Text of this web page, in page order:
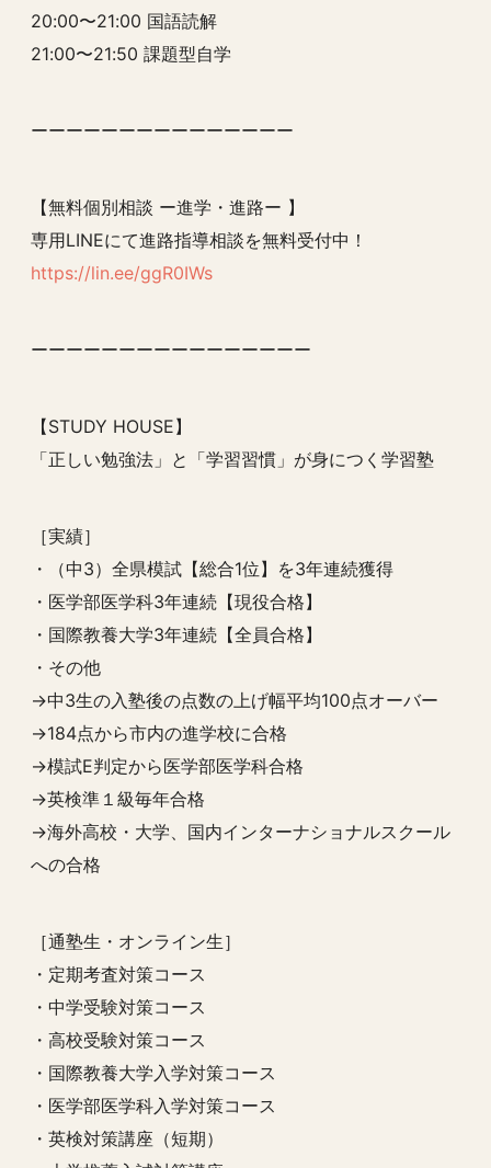
20:00〜21:00 国語読解
21:00〜21:50 課題型自学
ーーーーーーーーーーーーーーー
【無料個別相談 ー進学・進路ー 】
専用LINEにて進路指導相談を無料受付中！
https://lin.ee/ggR0IWs
ーーーーーーーーーーーーーーーー
【STUDY HOUSE】
「正しい勉強法」と「学習習慣」が身につく学習塾
［実績］
・（中3）全県模試【総合1位】を3年連続獲得
・医学部医学科3年連続【現役合格】
・国際教養大学3年連続【全員合格】
・その他
→中3生の入塾後の点数の上げ幅平均100点オーバー
→184点から市内の進学校に合格
→模試E判定から医学部医学科合格
→英検準１級毎年合格
→海外高校・大学、国内インターナショナルスクール
への合格
［通塾生・オンライン生］
・定期考査対策コース
・中学受験対策コース
・高校受験対策コース
・国際教養大学入学対策コース
・医学部医学科入学対策コース
・英検対策講座（短期）